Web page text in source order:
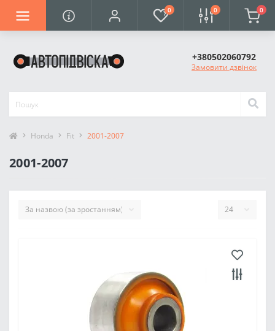
0 0 0
+380502060792
Замовити дзвінок
Honda Fit 2001-2007
2001-2007